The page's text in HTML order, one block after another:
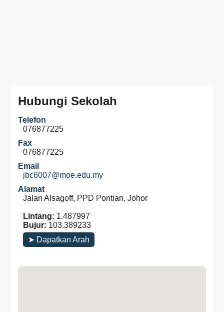
Hubungi Sekolah
Telefon
076877225
Fax
076877225
Email
jbc6007@moe.edu.my
Alamat
Jalan Alsagoff, PPD Pontian, Johor
Lintang: 1.487997
Bujur: 103.389233
➤ Dapatkan Arah